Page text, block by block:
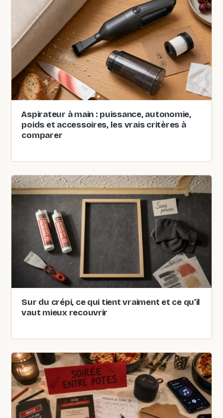
Aspirateur à main : puissance, autonomie,
poids et accessoires, les vrais critères à
comparer
Sur du crépi, ce qui tient vraiment et ce qu’il
vaut mieux recouvrir